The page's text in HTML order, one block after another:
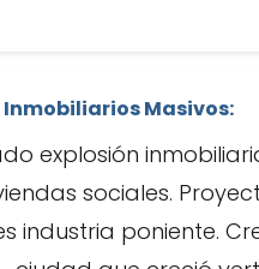
Masivos:
explosión
sociales.
industria poniente.